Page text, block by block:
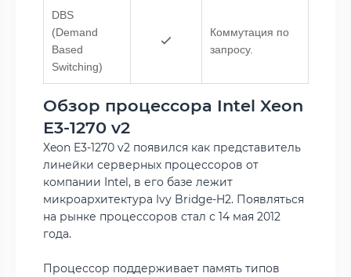
DBS
(Demand
Based
Switching)
Коммутация по
запросу.
Обзор процессора Intel Xeon
E3-1270 v2
Xeon E3-1270 v2 появился как представитель
линейки серверных процессоров от
компании Intel, в его базе лежит
микроархитектура Ivy Bridge-H2. Появляться
на рынке процессоров стал с 14 мая 2012
года.
Процессор поддерживает память типов